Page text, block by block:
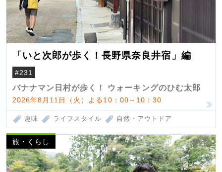
「いと次郎が歩く！長野県奈良井宿」編
#231
バナナマン日村が歩く！ ウォーキングのひむ太郎
2026年8月11日（火）よる10：00～10：30
趣味 ライフスタイル 自然・アウトドア
旅・くらし